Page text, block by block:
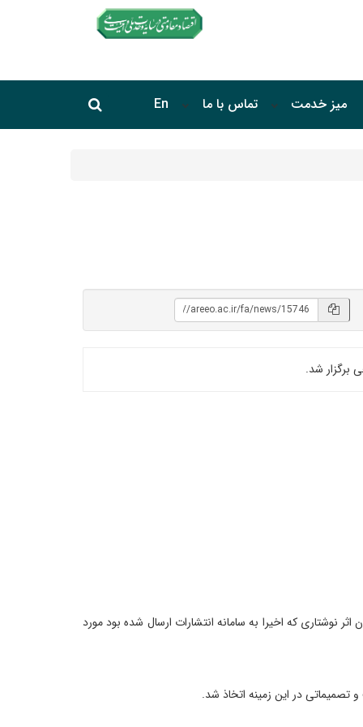
میز خدمت تماس با ما En جستجو
برگزار شد.
کشاورزی؛در این جلسه که سومین نشست کمیته مذکور در اردیبهشت‌ماه 1405 بود، هشت عنوان اثر نوشتاری که اخیرا به سامانه انتشارات ارسال شده بود مورد
در این زمینه اتخاذ شد.